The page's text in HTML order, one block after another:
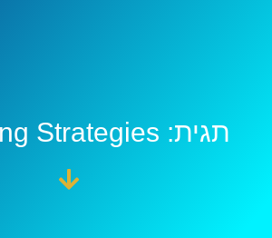
תגית: Marketing Strategies